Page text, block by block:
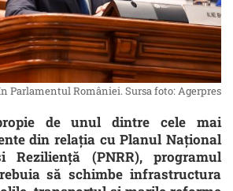
Parlamentul României. Sursa foto: Agerpres
de unul dintre cele mai
din relația cu Planul Național
Reziliență (PNRR), programul
să schimbe infrastructura